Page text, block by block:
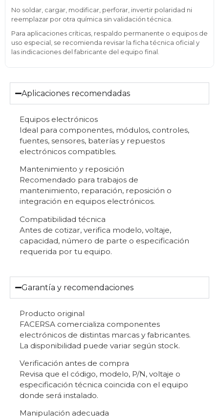
No soldar, cargar, modificar, perforar, invertir polaridad ni
reemplazar por otra química sin validación técnica.
Para aplicaciones críticas, respaldo permanente o equipos de
uso especial, se recomienda revisar la ficha técnica oficial y
las indicaciones del fabricante del equipo final.
Aplicaciones recomendadas
Equipos electrónicos
Ideal para componentes, módulos, controles,
fuentes, sensores, baterías y repuestos
electrónicos compatibles.
Mantenimiento y reposición
Recomendado para trabajos de
mantenimiento, reparación, reposición o
integración en equipos electrónicos.
Compatibilidad técnica
Antes de cotizar, verifica modelo, voltaje,
capacidad, número de parte o especificación
requerida por tu equipo.
Garantía y recomendaciones
Producto original
FACERSA comercializa componentes
electrónicos de distintas marcas y fabricantes.
La disponibilidad puede variar según stock.
Verificación antes de compra
Revisa que el código, modelo, P/N, voltaje o
especificación técnica coincida con el equipo
donde será instalado.
Manipulación adecuada